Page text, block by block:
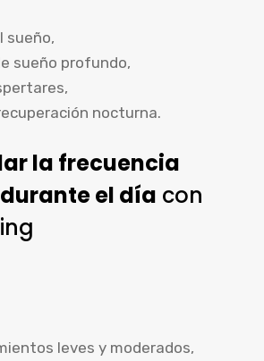
sueño,
sueño profundo,
nocturna.
la frecuencia
el día con
leves y moderados,